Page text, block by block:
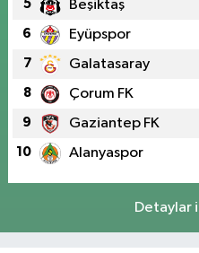
5 Beşiktaş
6 Eyüpspor
7 Galatasaray
8 Çorum FK
9 Gaziantep FK
10 Alanyaspor
Detaylar